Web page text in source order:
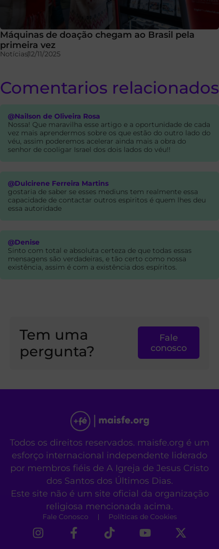
Máquinas de doação chegam ao Brasil pela
primeira vez
Notícias12/11/2025
Comentarios relacionados
@Nailson de Oliveira Rosa
Nossa! Que maravilha esse artigo e a oportunidade de cada
vez mais aprendermos sobre os que estão do outro lado do
véu, assim poderemos acelerar ainda mais a obra do
senhor de cooligar Israel dos dois lados do véu!!
@Dulcirene Ferreira Martins
gostaria de saber se esses mediuns tem realmente essa
capacidade de contactar outros espiritos é quem lhes deu
essa autoridade
@Denise
Sinto com total e absoluta certeza de que todas essas
mensagens são verdadeiras, e tão certo como nossa
existência, assim é com a existência dos espíritos.
Tem uma
pergunta?
Fale
conosco
Todos os direitos reservados. maisfe.org é um
esforço internacional independente liderado
por membros fiéis de A Igreja de Jesus Cristo
dos Santos dos Últimos Dias.
Este site não é um site oficial da organização
religiosa mencionada acima.
Fale Conosco Políticas de Cookies